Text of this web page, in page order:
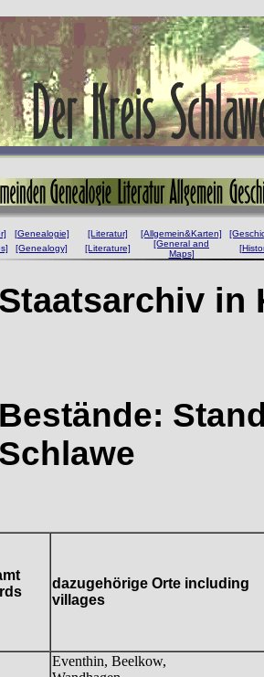
[Genealogie] [Literatur] [Allgemein&Karten]
[Genealogy] [Literature]
[General and
Maps]
Staatsarchiv in
Bestände:
Schlawe
dazugehörige Orte including
villages
Eventhin, Beelkow,